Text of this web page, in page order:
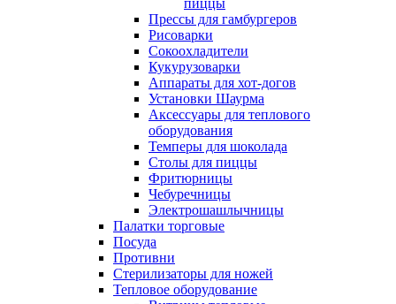
пиццы
Прессы для гамбургеров
Рисоварки
Сокоохладители
Кукурузоварки
Аппараты для хот-догов
Установки Шаурма
Аксессуары для теплового
оборудования
Темперы для шоколада
Столы для пиццы
Фритюрницы
Чебуречницы
Электрошашлычницы
Палатки торговые
Посуда
Противни
Стерилизаторы для ножей
Тепловое оборудование